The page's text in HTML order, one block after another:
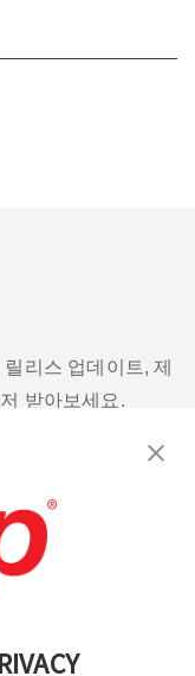
리스 업데이트, 제
받아보세요.
침